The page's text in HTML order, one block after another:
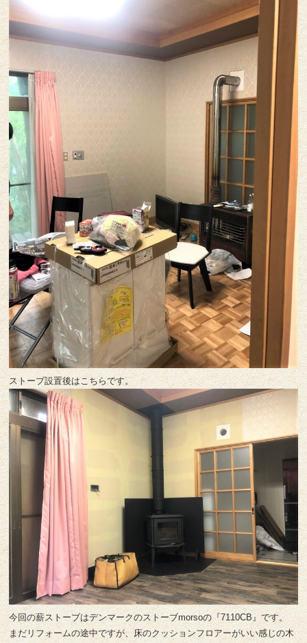
ストーブ設置後はこちらです。
今回の薪ストーブはデンマークのストーブmorsoの『7110CB』です。
まだリフォームの途中ですが、床のクッションフロアーがいい感じの木